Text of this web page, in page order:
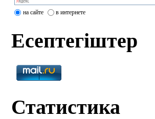
на сайте в интернете
Есептегіштер
Статистика